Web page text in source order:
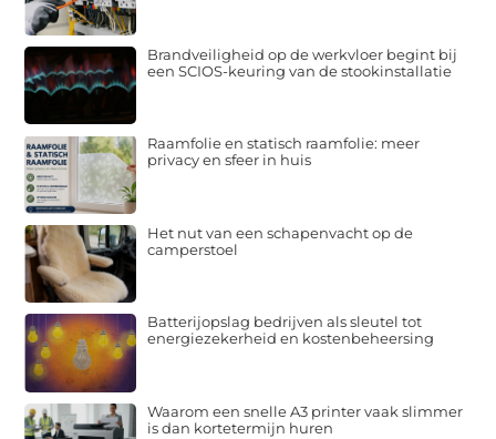
Brandveiligheid op de werkvloer begint bij
een SCIOS-keuring van de stookinstallatie
Raamfolie en statisch raamfolie: meer
privacy en sfeer in huis
Het nut van een schapenvacht op de
camperstoel
Batterijopslag bedrijven als sleutel tot
energiezekerheid en kostenbeheersing
Waarom een snelle A3 printer vaak slimmer
is dan kortetermijn huren